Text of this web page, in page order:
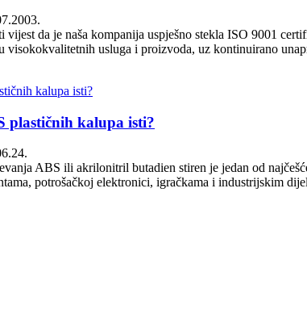
vijest da je naša kompanija uspješno stekla ISO 9001
visokokvalitetnih usluga i proizvoda, uz kontinuirano
plastičnih kalupa isti?
ABS ili akrilonitril butadien stiren je jedan od
potrošačkoj elektronici, igračkama i industrijskim